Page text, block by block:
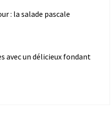
: la salade pascale
avec un délicieux fondant